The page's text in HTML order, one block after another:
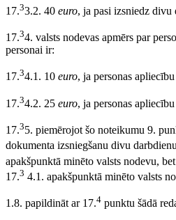
17.33.2. 40 euro, ja pasi izsniedz divu
17.34. valsts nodevas apmērs par
personai ir:
17.34.1. 10 euro, ja personas
17.34.2. 25 euro, ja personas
17.35. piemērojot šo noteikumu 9.
dokumenta izsniegšanu divu
apakšpunktā minēto valsts nodevu,
17.3 4.1. apakšpunktā minēto valsts
1.8. papildināt ar 17.4 punktu šādā